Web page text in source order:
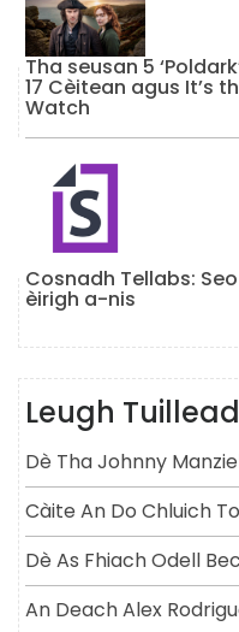
Tha seusan 5
17 Cèitean agus It’s
Watch
Cosnadh Tellabs:
èirigh a-nis
Leugh
Dè Tha Johnny
Càite An Do Chluich
Dè As Fhiach Odell
An Deach Alex